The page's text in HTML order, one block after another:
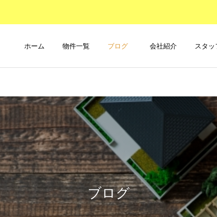
ホーム 物件一覧 ブログ 会社紹介 スタ
ブログ